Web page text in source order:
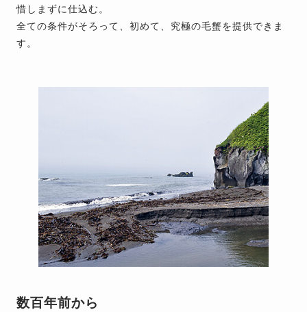
惜しまずに仕込む。
全ての条件がそろって、初めて、究極の毛蟹を提供できま
す。
数百年前から